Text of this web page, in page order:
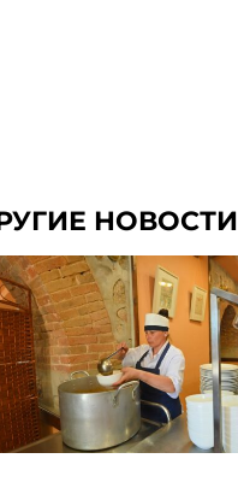
НОВОСТИ